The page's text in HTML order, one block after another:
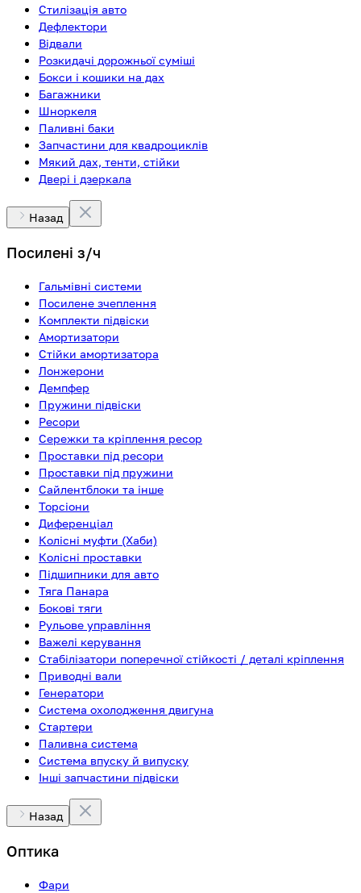
Стилізація авто
Дефлектори
Відвали
Розкидачі дорожньої суміші
Бокси і кошики на дах
Багажники
Шноркеля
Паливні баки
Запчастини для квадроциклів
Мякий дах, тенти, стійки
Двері і дзеркала
Назад
Посилені з/ч
Гальмівні системи
Посилене зчеплення
Комплекти підвіски
Амортизатори
Стійки амортизатора
Лонжерони
Демпфер
Пружини підвіски
Ресори
Сережки та кріплення ресор
Проставки під ресори
Проставки під пружини
Сайлентблоки та інше
Торсіони
Диференціал
Колісні муфти (Хаби)
Колісні проставки
Підшипники для авто
Тяга Панара
Бокові тяги
Рульове управління
Важелі керування
Стабілізатори поперечної стійкості / деталі кріплення
Приводні вали
Генератори
Система охолодження двигуна
Стартери
Паливна система
Система впуску й випуску
Інші запчастини підвіски
Назад
Оптика
Фари